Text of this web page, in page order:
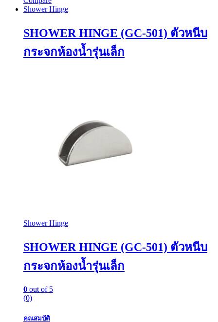
Shower Hinge
SHOWER HINGE (GC-501) ตัวหนีบ
กระจกห้องน้ำรุ่นเล็ก
Shower Hinge
SHOWER HINGE (GC-501) ตัวหนีบ
กระจกห้องน้ำรุ่นเล็ก
0 out of 5
(0)
คุณสมบัติ